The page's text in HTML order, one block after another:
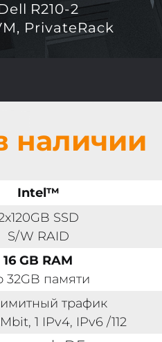
R210-2
PrivateRack
наличии
Intel™
SSD
S/W RAID
16 GB RAM
32GB памяти
трафик
1 IPv4, IPv6 /112